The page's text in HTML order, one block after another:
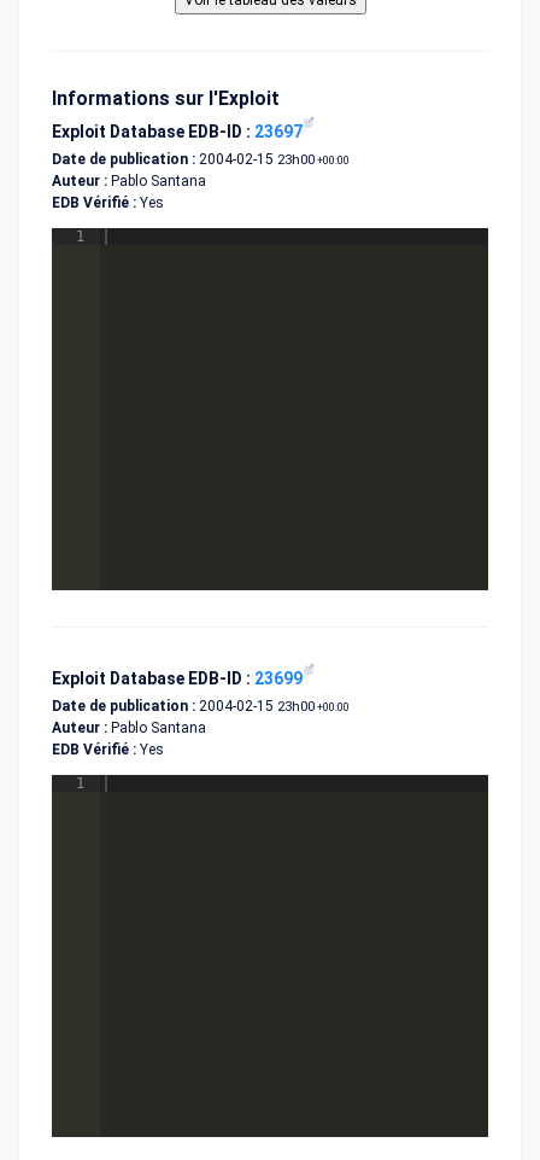
Informations sur l'Exploit
Exploit Database EDB-ID : 23697
Date de publication : 2004-02-15 23h00 +00:00
Auteur : Pablo Santana
EDB Vérifié : Yes
1
Exploit Database EDB-ID : 23699
Date de publication : 2004-02-15 23h00 +00:00
Auteur : Pablo Santana
EDB Vérifié : Yes
1